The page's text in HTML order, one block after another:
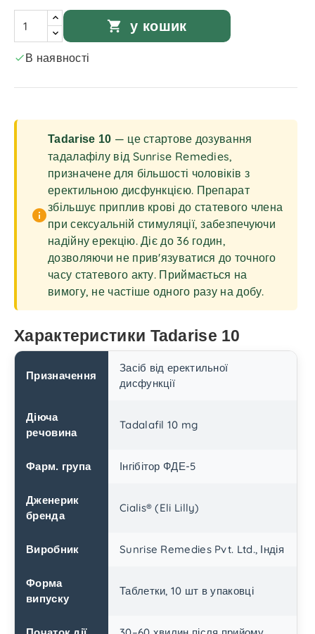
shopping_cart у кошик
В наявності
info
Tadarise 10 — це стартове дозування
тадалафілу від Sunrise Remedies,
призначене для більшості чоловіків з
еректильною дисфункцією. Препарат
збільшує приплив крові до статевого члена
при сексуальній стимуляції, забезпечуючи
надійну ерекцію. Діє до 36 годин,
дозволяючи не прив'язуватися до точного
часу статевого акту. Приймається на
вимогу, не частіше одного разу на добу.
Характеристики Tadarise 10
Призначення
Засіб від еректильної
дисфункції
Діюча
речовина
Tadalafil 10 mg
Фарм. група Інгібітор ФДЕ-5
Дженерик
бренда
Cialis® (Eli Lilly)
Виробник Sunrise Remedies Pvt. Ltd., Індія
Форма
випуску
Таблетки, 10 шт в упаковці